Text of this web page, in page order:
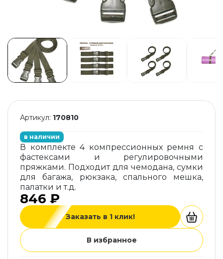
Артикул: 170810
в наличии
В комплекте 4 компрессионных ремня с
фастексами и регулировочными
пряжками. Подходит для чемодана, сумки
для багажа, рюкзака, спального мешка,
палатки и т.д.
846 ₽
Заказать в 1 клик!
В избранное